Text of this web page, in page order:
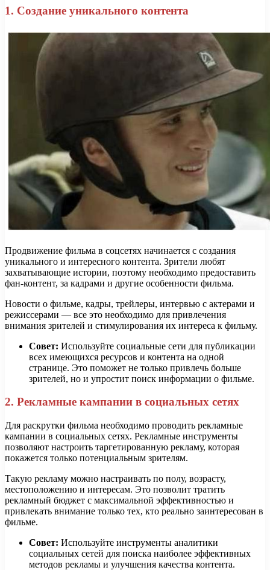
1. Создание уникального контента
Продвижение фильма в соцсетях начинается с создания
уникального и интересного контента. Зрители любят
захватывающие истории, поэтому необходимо предоставить
фан-контент, за кадрами и другие особенности фильма.
Новости о фильме, кадры, трейлеры, интервью с актерами и
режиссерами — все это необходимо для привлечения
внимания зрителей и стимулирования их интереса к фильму.
Совет: Используйте социальные сети для публикации
всех имеющихся ресурсов и контента на одной
странице. Это поможет не только привлечь больше
зрителей, но и упростит поиск информации о фильме.
2. Рекламные кампании в социальных сетях
Для раскрутки фильма необходимо проводить рекламные
кампании в социальных сетях. Рекламные инструменты
позволяют настроить таргетированную рекламу, которая
покажется только потенциальным зрителям.
Такую рекламу можно настраивать по полу, возрасту,
местоположению и интересам. Это позволит тратить
рекламный бюджет с максимальной эффективностью и
привлекать внимание только тех, кто реально заинтересован в
фильме.
Совет: Используйте инструменты аналитики
социальных сетей для поиска наиболее эффективных
методов рекламы и улучшения качества контента.